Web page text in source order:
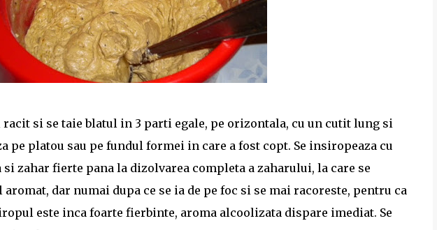
racit si se taie blatul in 3 parti egale, pe orizontala, cu un cutit lung si
pe platou sau pe fundul formei in care a fost copt. Se insiropeaza cu
zahar fierte pana la dizolvarea completa a zaharului, la care se
dar numai dupa ce se ia de pe foc si se mai racoreste, pentru ca
este inca foarte fierbinte, aroma alcoolizata dispare imediat. Se